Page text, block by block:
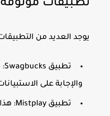
تطبيقات موثوقة
يوجد العديد من
تطبيق Swagbucks:
والإجابة على
تطبيق Mistplay: